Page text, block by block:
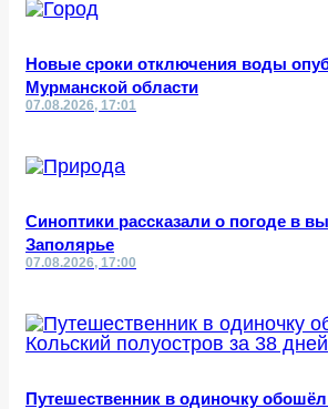
Новые сроки отключения воды
Мурманской области
07.08.2026, 17:01
Синоптики рассказали о погоде в
Заполярье
07.08.2026, 17:00
Путешественник в одиночку